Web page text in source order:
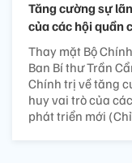
Tăng cường sự
của các hội quần
Thay mặt Bộ
Ban Bí thư Trần
Chính trị về tăng
huy vai trò của
phát triển mới